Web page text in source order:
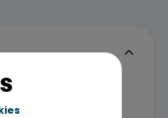
cible et définir